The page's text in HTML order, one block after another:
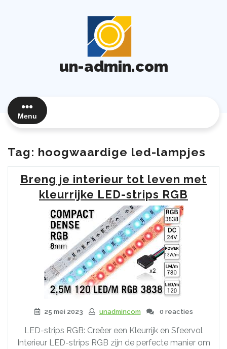
un-admin.com
Menu
Tag: hoogwaardige led-lampjes
Breng je interieur tot leven met
kleurrijke LED-strips RGB
25 mei 2023 unadmincom 0 reacties
LED-strips RGB: Creëer een Kleurrijk en Sfeervol
Interieur LED-strips RGB zijn de perfecte manier om